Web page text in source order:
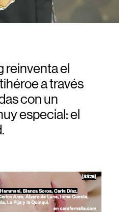
reinventa el
a través
con un
especial: el